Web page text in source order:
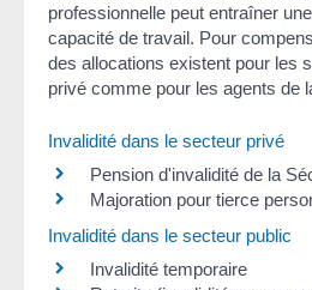
professionnelle peut entraîner
capacité de travail. Pour
des allocations existent pour les
privé comme pour les agents de
Invalidité dans le secteur privé
Pension d'invalidité de la
Majoration pour tierce
Invalidité dans le secteur public
Invalidité temporaire